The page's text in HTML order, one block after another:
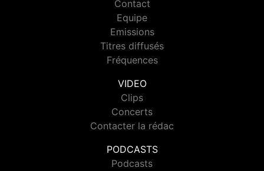
Contact
Equipe
Emissions
Titres diffusés
Fréquences
VIDEO
Clips
Concerts
Contacter la rédac
PODCASTS
Podcasts